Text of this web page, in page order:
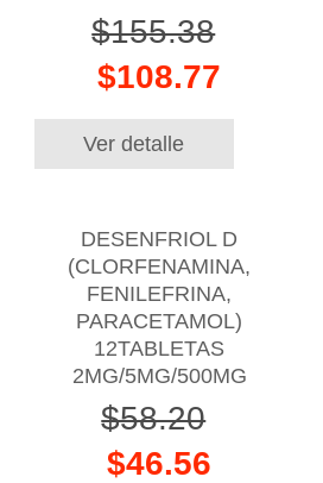
$155.38
$108.77
Ver detalle
DESENFRIOL D
(CLORFENAMINA,
FENILEFRINA,
PARACETAMOL)
12TABLETAS
2MG/5MG/500MG
$58.20
$46.56